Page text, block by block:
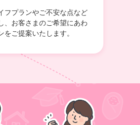
フプランやご不安な点など
、お客さまのご希望にあわ
をご提案いたします。